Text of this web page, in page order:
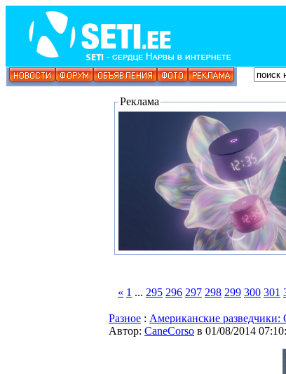
Реклама
« 1 ... 295 296 297 298 299 300 301
Разное : Американские разведчики:
Автор: CaneCorso в 01/08/2014